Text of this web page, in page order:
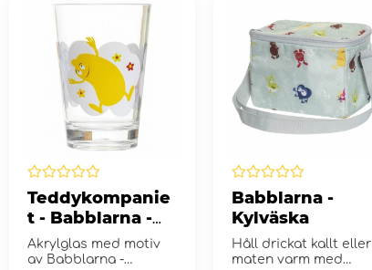
Teddykompanie
t - Babblarna -
Akrylglas,
Babba/Bibbi/Bo
Akrylglas med motiv
av Babblarna -
Babblarna -
Kylväska
Håll drickat kallt eller
maten varm med